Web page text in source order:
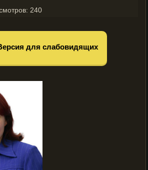
240
для слабовидящих